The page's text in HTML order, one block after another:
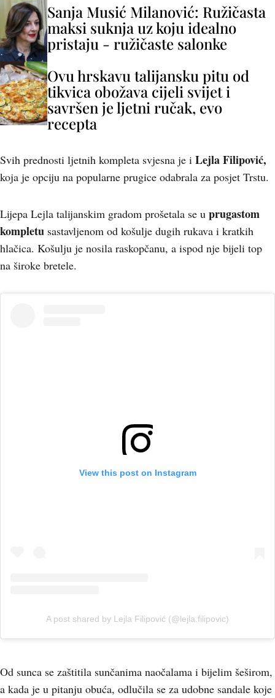
Sanja Musić Milanović: Ružičasta
maksi suknja uz koju idealno
pristaju - ružičaste salonke
Ovu hrskavu talijansku pitu od
tikvica obožava cijeli svijet i
savršen je ljetni ručak, evo
recepta
Svih prednosti ljetnih kompleta svjesna je i Lejla Filipović,
koja je opciju na popularne prugice odabrala za posjet Trstu.
Lijepa Lejla talijanskim gradom prošetala se u prugastom
kompletu sastavljenom od košulje dugih rukava i kratkih
hlačica. Košulju je nosila raskopčanu, a ispod nje bijeli top
na široke bretele.
View this post on Instagram
A post shared by Lejla Filipović (@lejla.filipovic)
Od sunca se zaštitila sunčanima naočalama i bijelim šeširom,
a kada je u pitanju obuća, odlučila se za udobne sandale koje